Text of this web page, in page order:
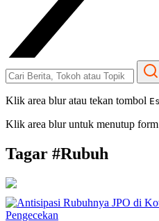
Klik area blur atau tekan tombol
Klik area blur untuk menutup
Tagar #Rubuh